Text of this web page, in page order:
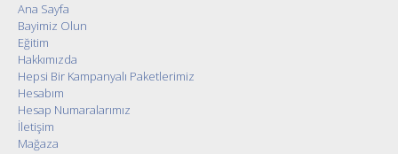
Ana Sayfa
Bayimiz Olun
Eğitim
Hakkımızda
Hepsi Bir Kampanyalı Paketlerimiz
Hesabım
Hesap Numaralarımız
İletişim
Mağaza